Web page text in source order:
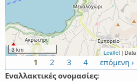
3 km Leaflet | Data
Σελίδες
1 2 3 4 επόμενη ›
Εναλλακτικές ονομασίες: